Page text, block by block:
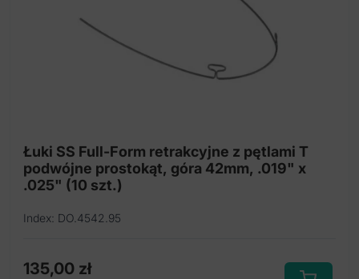
Łuki SS Full-Form retrakcyjne z pętlami T
podwójne prostokąt, góra 42mm, .019" x
.025" (10 szt.)
Index: DO.4542.95
135,00 zł